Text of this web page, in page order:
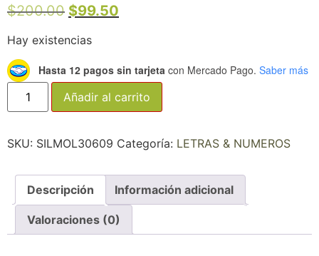
$200.00 $99.50
Hay existencias
Hasta 12 pagos sin tarjeta con Mercado Pago. Saber más
Añadir al carrito
SKU: SILMOL30609 Categoría: LETRAS & NUMEROS
Descripción Información adicional
Valoraciones (0)